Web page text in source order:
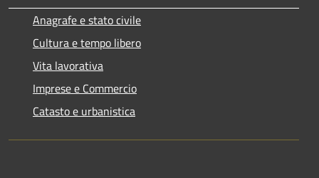
Anagrafe e stato civile
Cultura e tempo libero
Vita lavorativa
Imprese e Commercio
Catasto e urbanistica